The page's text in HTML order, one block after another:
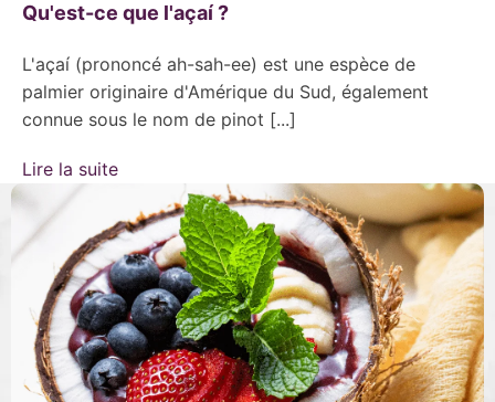
Qu'est-ce que l'açaí ?
L'açaí (prononcé ah-sah-ee) est une espèce de
palmier originaire d'Amérique du Sud, également
connue sous le nom de pinot [...]
Lire la suite